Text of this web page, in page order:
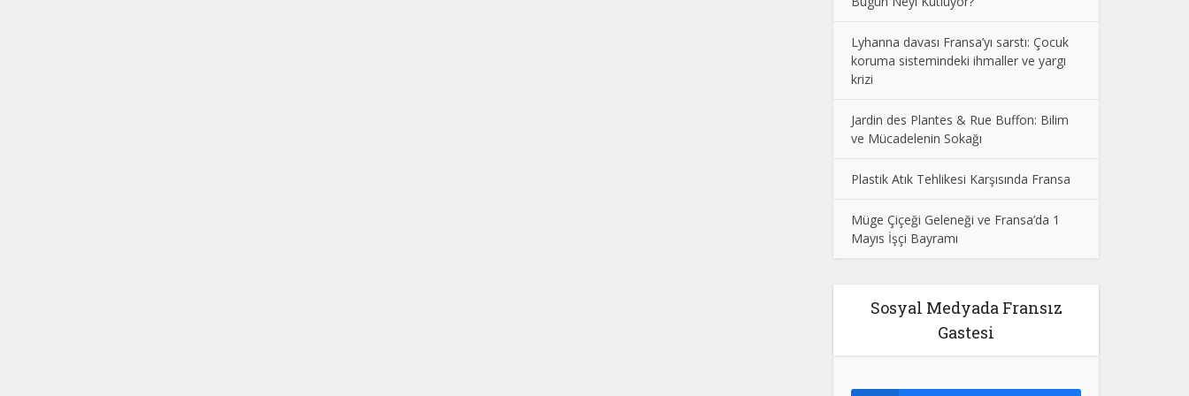
Lyhanna davası Fransa’yı sarstı: Çocuk
koruma sistemindeki ihmaller ve yargı
krizi
Jardin des Plantes & Rue Buffon: Bilim
ve Mücadelenin Sokağı
Plastik Atık Tehlikesi Karşısında Fransa
Müge Çiçeği Geleneği ve Fransa’da 1
Mayıs İşçi Bayramı
Sosyal Medyada Fransız
Gastesi